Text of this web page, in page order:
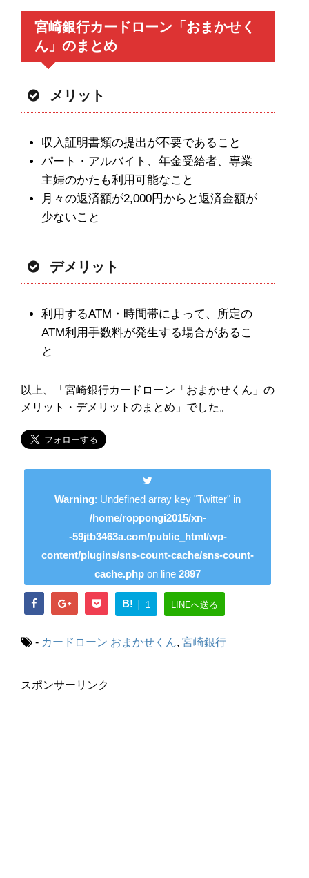
宮崎銀行カードローン「おまかせく
ん」のまとめ
メリット
収入証明書類の提出が不要であること
パート・アルバイト、年金受給者、専業
主婦のかたも利用可能なこと
月々の返済額が2,000円からと返済金額が
少ないこと
デメリット
利用するATM・時間帯によって、所定の
ATM利用手数料が発生する場合があるこ
と
以上、「宮崎銀行カードローン「おまかせくん」の
メリット・デメリットのまとめ」でした。
Warning: Undefined array key "Twitter" in
/home/roppongi2015/xn-
-59jtb3463a.com/public_html/wp-
content/plugins/sns-count-cache/sns-count-
cache.php on line 2897
B! 1 LINEへ送る
- カードローン おまかせくん, 宮崎銀行
スポンサーリンク